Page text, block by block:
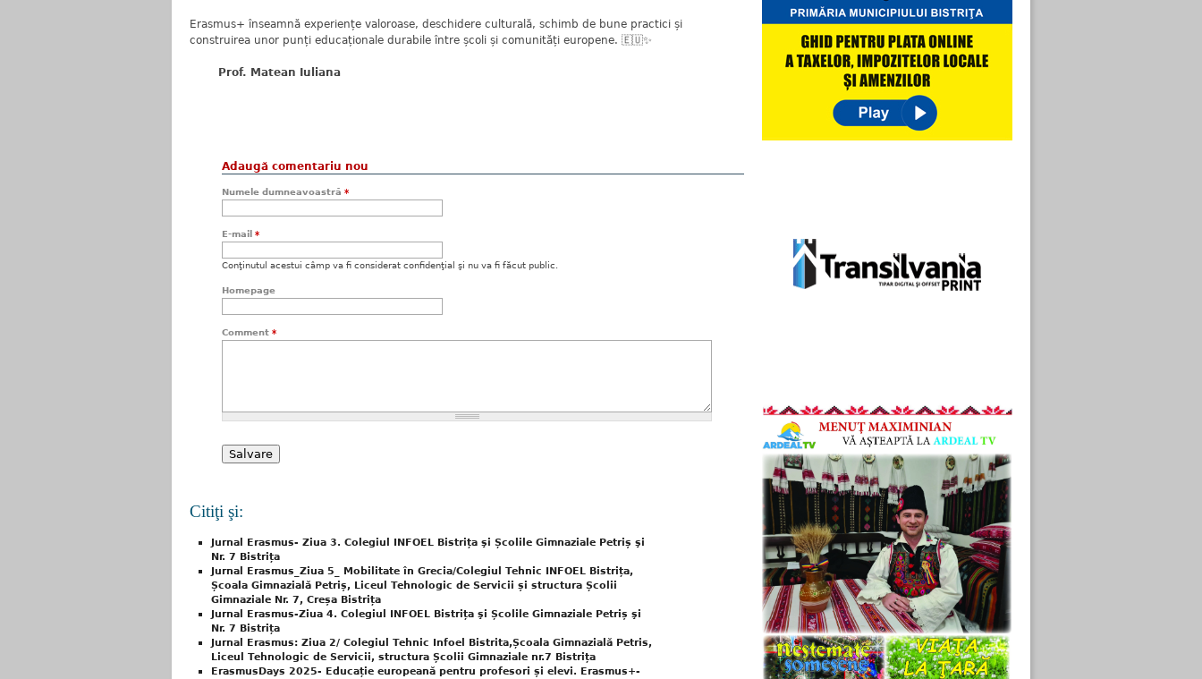
Erasmus+ înseamnă experiențe valoroase, deschidere culturală, schimb de bune practici și
construirea unor punți educaționale durabile între școli și comunități europene. 🇪🇺✨
Prof. Matean Iuliana
Adaugă comentariu nou
Numele dumneavoastră *
E-mail *
Conţinutul acestui câmp va fi considerat confidenţial şi nu va fi făcut public.
Homepage
Comment *
Citiţi şi:
Jurnal Erasmus- Ziua 3. Colegiul INFOEL Bistrița şi Școlile Gimnaziale Petriș şi
Nr. 7 Bistrița
Jurnal Erasmus_Ziua 5_ Mobilitate în Grecia/Colegiul Tehnic INFOEL Bistrița,
Școala Gimnazială Petriș, Liceul Tehnologic de Servicii și structura Școlii
Gimnaziale Nr. 7, Creșa Bistrița
Jurnal Erasmus-Ziua 4. Colegiul INFOEL Bistrița şi Școlile Gimnaziale Petriș şi
Nr. 7 Bistrița
Jurnal Erasmus: Ziua 2/ Colegiul Tehnic Infoel Bistrita,Școala Gimnazială Petris,
Liceul Tehnologic de Servicii, structura Școlii Gimnaziale nr.7 Bistrița
ErasmusDays 2025- Educație europeană pentru profesori și elevi. Erasmus+-